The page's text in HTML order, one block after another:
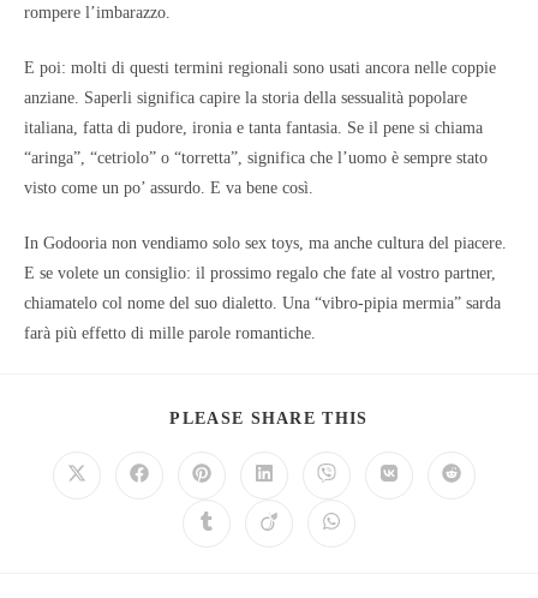
rompere l’imbarazzo.
E poi: molti di questi termini regionali sono usati ancora nelle coppie
anziane. Saperli significa capire la storia della sessualità popolare
italiana, fatta di pudore, ironia e tanta fantasia. Se il pene si chiama
“aringa”, “cetriolo” o “torretta”, significa che l’uomo è sempre stato
visto come un po’ assurdo. E va bene così.
In Godooria non vendiamo solo sex toys, ma anche cultura del piacere.
E se volete un consiglio: il prossimo regalo che fate al vostro partner,
chiamatelo col nome del suo dialetto. Una “vibro-pipia mermia” sarda
farà più effetto di mille parole romantiche.
PLEASE SHARE THIS